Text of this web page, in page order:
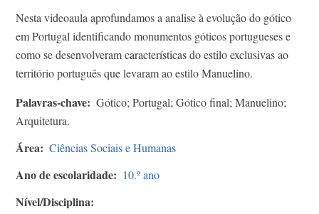
Nesta videoaula aprofundamos a analise à evolução do gótico
em Portugal identificando monumentos góticos portugueses e
como se desenvolveram características do estilo exclusivas ao
território português que levaram ao estilo Manuelino.
Palavras-chave
Gótico; Portugal; Gótico final; Manuelino;
Arquitetura.
Área Ciências Sociais e Humanas
Ano de escolaridade 10.º ano
Nível/Disciplina